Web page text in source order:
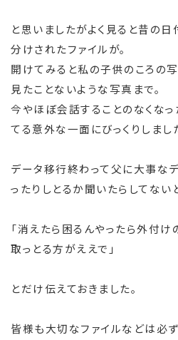
と思いましたがよく見ると昔の日
分けされたファイルが。
開けてみると私の子供のころの
見たことないような写真まで。
今やほぼ会話することのなくな
てる意外な一面にびっくりしまし
データ移行終わって父に大事な
ったりしとるか聞いたらしてない
「消えたら困るんやったら外付
取っとる方がええで」
とだけ伝えておきました。
皆様も大切なファイルなどは必